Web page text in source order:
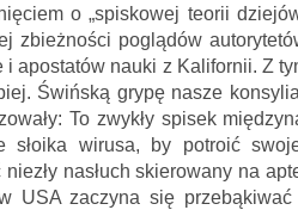
o „spiskowej teorii
zbieżności poglądów
i apostatów nauki z Kalifornii. Z
Świńską grypę nasze
To zwykły spisek
słoika wirusa, by potroić
nasłuch skierowany na
USA zaczyna się